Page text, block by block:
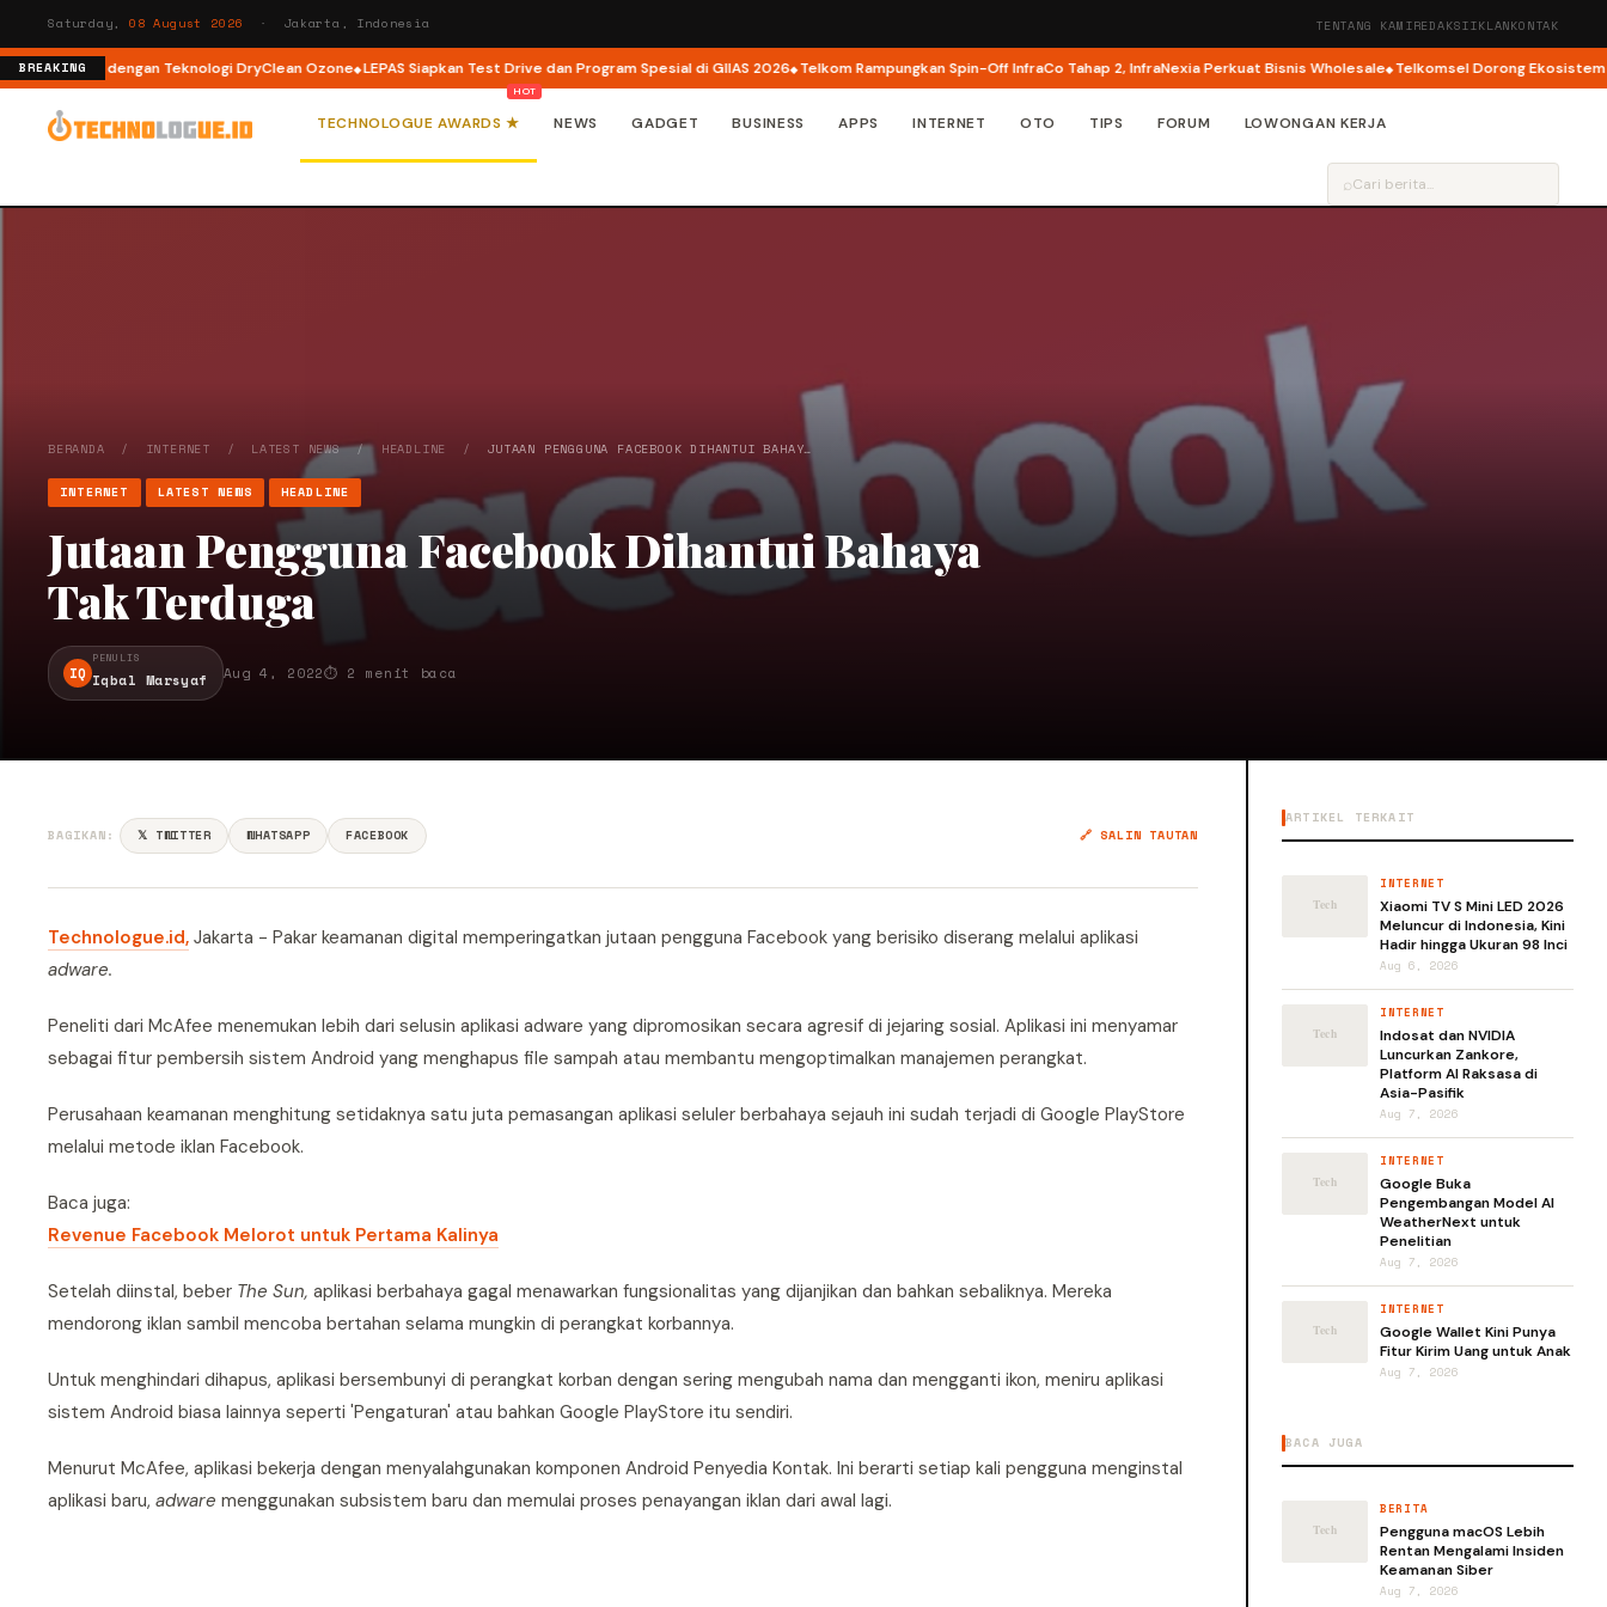
Saturday, 08 August 2026 · Jakarta, Indonesia TENTANG KAMIREDAKSIIKLANKONTAK
BREAKING
Load dengan Teknologi DryClean Ozone LEPAS Siapkan Test Drive dan Program Spesial di GIIAS 2026 Telkom Rampungkan Spin-Off InfraCo Tahap 2, InfraNexia Perkuat Bisnis Wholesale Telkomsel Dorong Ekosistem
TECHNOLOGUE AWARDS ★ NEWS GADGET BUSINESS APPS INTERNET OTO TIPS FORUM LOWONGAN KERJA
⌕
BERANDA / INTERNET / LATEST NEWS/ HEADLINE / JUTAAN PENGGUNA FACEBOOK DIHANTUI BAHAY…
INTERNET LATEST NEWS HEADLINE
Jutaan Pengguna Facebook Dihantui Bahaya
Tak Terduga
IQ
PENULIS
Iqbal Marsyaf Aug 4, 2022⏱ 2 menit baca
BAGIKAN: 𝕏 TWITTER WHATSAPP FACEBOOK 🔗 SALIN TAUTAN
Technologue.id, Jakarta - Pakar keamanan digital memperingatkan jutaan pengguna Facebook yang berisiko diserang melalui aplikasi
adware.
Peneliti dari McAfee menemukan lebih dari selusin aplikasi adware yang dipromosikan secara agresif di jejaring sosial. Aplikasi ini menyamar
sebagai fitur pembersih sistem Android yang menghapus file sampah atau membantu mengoptimalkan manajemen perangkat.
Perusahaan keamanan menghitung setidaknya satu juta pemasangan aplikasi seluler berbahaya sejauh ini sudah terjadi di Google PlayStore
melalui metode iklan Facebook.
Baca juga:
Revenue Facebook Melorot untuk Pertama Kalinya
Setelah diinstal, beber The Sun, aplikasi berbahaya gagal menawarkan fungsionalitas yang dijanjikan dan bahkan sebaliknya. Mereka
mendorong iklan sambil mencoba bertahan selama mungkin di perangkat korbannya.
Untuk menghindari dihapus, aplikasi bersembunyi di perangkat korban dengan sering mengubah nama dan mengganti ikon, meniru aplikasi
sistem Android biasa lainnya seperti 'Pengaturan' atau bahkan Google PlayStore itu sendiri.
Menurut McAfee, aplikasi bekerja dengan menyalahgunakan komponen Android Penyedia Kontak. Ini berarti setiap kali pengguna menginstal
aplikasi baru, adware menggunakan subsistem baru dan memulai proses penayangan iklan dari awal lagi.
ARTIKEL TERKAIT
INTERNET
Xiaomi TV S Mini LED 2026
Meluncur di Indonesia, Kini
Hadir hingga Ukuran 98 Inci
Aug 6, 2026
INTERNET
Indosat dan NVIDIA
Luncurkan Zankore,
Platform AI Raksasa di
Asia-Pasifik
Aug 7, 2026
INTERNET
Google Buka
Pengembangan Model AI
WeatherNext untuk
Penelitian
Aug 7, 2026
INTERNET
Google Wallet Kini Punya
Fitur Kirim Uang untuk Anak
Aug 7, 2026
BACA JUGA
BERITA
Pengguna macOS Lebih
Rentan Mengalami Insiden
Keamanan Siber
Aug 7, 2026